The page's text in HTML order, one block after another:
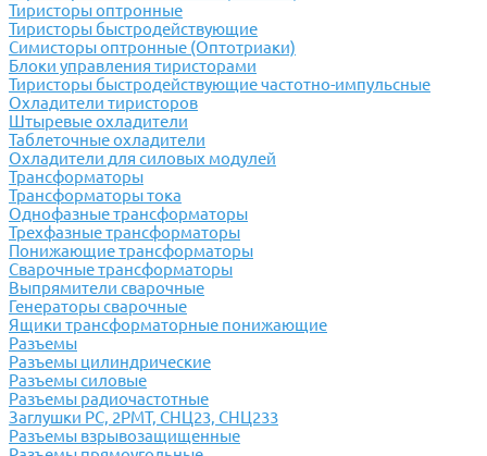
Тиристоры оптронные
Тиристоры быстродействующие
Симисторы оптронные (Оптотриаки)
Блоки управления тиристорами
Тиристоры быстродействующие частотно-импульсные
Охладители тиристоров
Штыревые охладители
Таблеточные охладители
Охладители для силовых модулей
Трансформаторы
Трансформаторы тока
Однофазные трансформаторы
Трехфазные трансформаторы
Понижающие трансформаторы
Сварочные трансформаторы
Выпрямители сварочные
Генераторы сварочные
Ящики трансформаторные понижающие
Разъемы
Разъемы цилиндрические
Разъемы силовые
Разъемы радиочастотные
Заглушки РС, 2РМТ, СНЦ23, СНЦ233
Разъемы взрывозащищенные